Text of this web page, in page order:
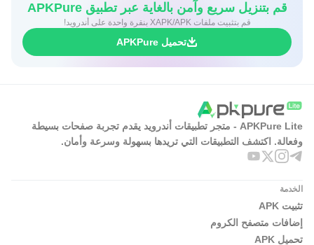
قم بتنزيل سريع وآمن بالغاية عبر تطبيق APKPure
قم بتثبيت ملفات XAPK/APK بنقرة واحدة على أندرويد!
تحميل APKPure
APKPure Lite - متجر تطبيقات أندرويد يقدم تجربة صفحات بسيطة
وفعالة. اكتشف التطبيقات التي تريدها بسهولة وسرعة وأمان.
الخدمة
تثبيت APK
إضافات متصفح الكروم
تحميل APK